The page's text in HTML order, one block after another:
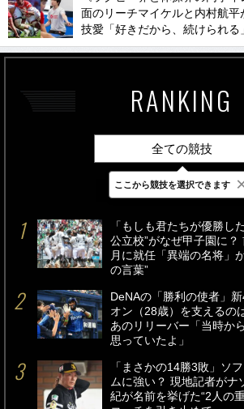
面のリーチマイケルと内村航
技愛「好きだから、続けられる
RANKING
全ての競技
最新 24時間 週
「もしも君たちが優勝し
公立校”がなぜ甲子園に
月に就任「異端の名将」
の言葉”
DeNAの「勝利の使者」
オン（28歳）を支えるの
あのリリーバー「当時か
思っていたよ」
「まさかの14勝3敗」ソ
ムに強い？ 現地記者が
紀が名前を挙げた“2人の
ここから競技を選択できます